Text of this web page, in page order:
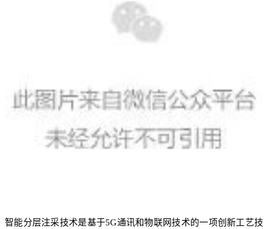
智能分层注采技术是基于5G通讯和物联网技术的一项创新工艺技